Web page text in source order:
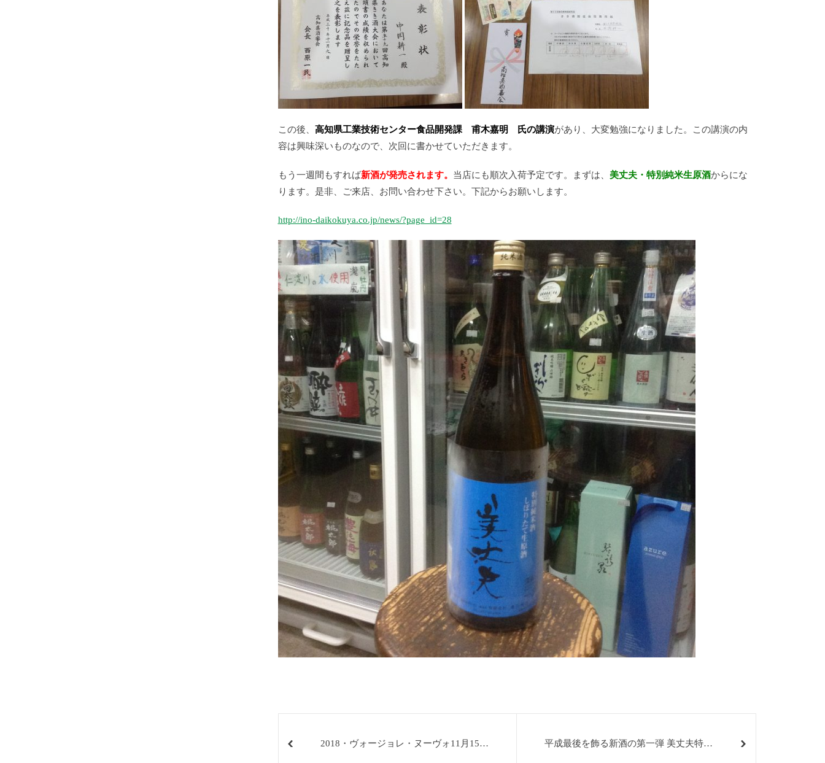
この後、 高知県工業技術センター食品開発課 甫木嘉明 氏の講演があり、大変勉強になりました。この講演の内
容は興味深いものなので、次回に書かせていただきます。
もう一週間もすれば新酒が発売されます。 当店にも順次入荷予定です。まずは、 美丈夫・特別純米生原酒からにな
ります。是非、ご来店、お問い合わせ下さい。下記からお願いします。
http://ino-daikokuya.co.jp/news/?page_id=28
2018・ヴォージョレ・ヌーヴォ11月15日
平成最後を飾る新酒の第一弾 美丈夫特別